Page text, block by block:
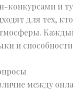
и
для тех,
и
между